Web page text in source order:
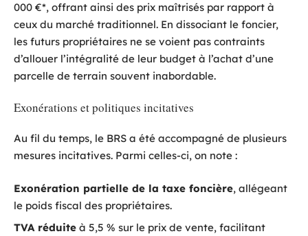
000 €*, offrant ainsi des prix maîtrisés par rapport à
ceux du marché traditionnel. En dissociant le foncier,
les futurs propriétaires ne se voient pas contraints
d’allouer l’intégralité de leur budget à l’achat d’une
parcelle de terrain souvent inabordable.
Exonérations et politiques incitatives
Au fil du temps, le BRS a été accompagné de plusieurs
mesures incitatives. Parmi celles-ci, on note :
Exonération partielle de la taxe foncière, allégeant
le poids fiscal des propriétaires.
TVA réduite à 5,5 % sur le prix de vente, facilitant